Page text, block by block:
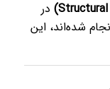
در
شده‌اند، این